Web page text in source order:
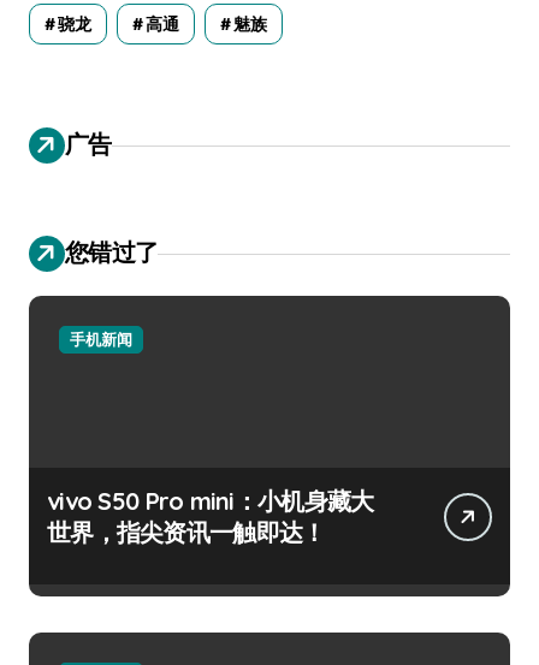
骁龙 高通 魅族
广告
您错过了
手机新闻
vivo S50 Pro mini：小机身藏大
世界，指尖资讯一触即达！